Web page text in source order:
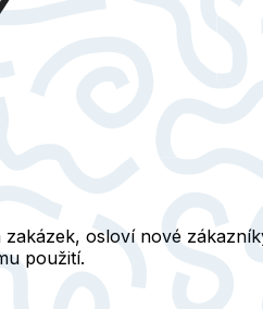
osloví nové
použití.